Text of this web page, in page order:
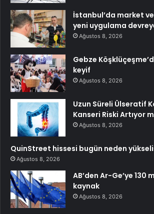
İstanbul’da market
yeni uygulama
Ağustos 8, 2026
Gebze
keyif
Ağustos 8, 2026
Uzun Süreli Ülseratif
Kanseri Riski Artıyor
Ağustos 8, 2026
QuinStreet hissesi bugün neden
Ağustos 8, 2026
AB’den Ar-Ge’ye 130
kaynak
Ağustos 8, 2026